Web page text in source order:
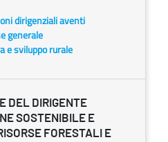
dirigenziali aventi
generale
e sviluppo rurale
DEL DIRIGENTE
SOSTENIBILE E
FORESTALI E